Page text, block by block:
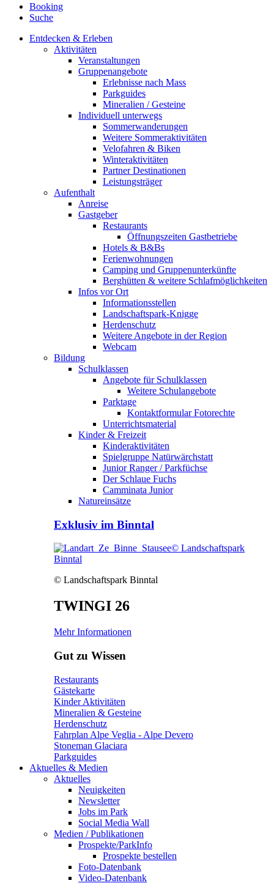
Booking
Suche
Entdecken & Erleben
Aktivitäten
Veranstaltungen
Gruppenangebote
Erlebnisse nach Mass
Parkguides
Mineralien / Gesteine
Individuell unterwegs
Sommerwanderungen
Weitere Sommeraktivitäten
Velofahren & Biken
Winteraktivitäten
Partner Destinationen
Leistungsträger
Aufenthalt
Anreise
Gastgeber
Restaurants
Öffnungszeiten Gastbetriebe
Hotels & B&Bs
Ferienwohnungen
Camping und Gruppenunterkünfte
Berghütten & weitere Schlafmöglichkeiten
Infos vor Ort
Informationsstellen
Landschaftspark-Knigge
Herdenschutz
Weitere Angebote in der Region
Webcam
Bildung
Schulklassen
Angebote für Schulklassen
Weitere Schulangebote
Parktage
Kontaktformular Fotorechte
Unterrichtsmaterial
Kinder & Freizeit
Kinderaktivitäten
Spielgruppe Natürwärchstatt
Junior Ranger / Parkfüchse
Der Schlaue Fuchs
Camminata Junior
Natureinsätze
Exklusiv im Binntal
© Landschaftspark
Binntal
© Landschaftspark Binntal
TWINGI 26
Mehr Informationen
Gut zu Wissen
Restaurants
Gästekarte
Kinder Aktivitäten
Mineralien & Gesteine
Herdenschutz
Fahrplan Alpe Veglia - Alpe Devero
Stoneman Glaciara
Parkguides
Aktuelles & Medien
Aktuelles
Neuigkeiten
Newsletter
Jobs im Park
Social Media Wall
Medien / Publikationen
Prospekte/ParkInfo
Prospekte bestellen
Foto-Datenbank
Video-Datenbank